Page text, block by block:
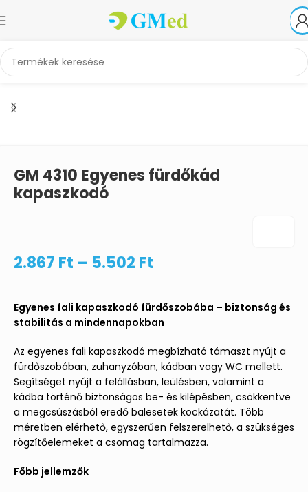
Kezdőlap Higiénés segédeszközök Fürdési és zuhanyzási eszközök
GM 4310 Egyenes fürdőkád
kapaszkodó
2.867 Ft – 5.502 Ft
Egyenes fali kapaszkodó fürdőszobába – biztonság és
stabilitás a mindennapokban
Az egyenes fali kapaszkodó megbízható támaszt nyújt a
fürdőszobában, zuhanyzóban, kádban vagy WC mellett.
Segítséget nyújt a felállásban, leülésben, valamint a
kádba történő biztonságos be- és kilépésben, csökkentve
a megcsúszásból eredő balesetek kockázatát. Több
méretben elérhető, egyszerűen felszerelhető, a szükséges
rögzítőelemeket a csomag tartalmazza.
Főbb jellemzők